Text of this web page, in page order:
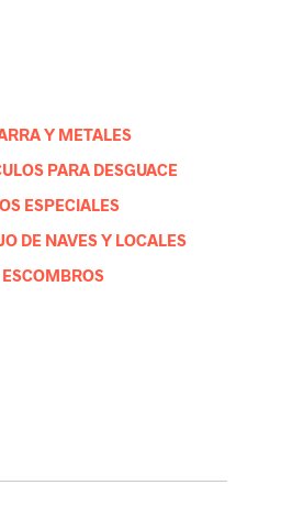
Y METALES
PARA DESGUACE
ESPECIALES
DE NAVES Y LOCALES